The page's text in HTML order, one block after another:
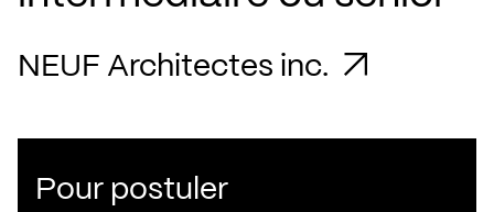
NEUF Architectes inc.
Pour postuler